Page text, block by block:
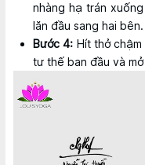
nhàng hạ trán
lăn đầu sang hai bên.
Bước 4: Hít thở
tư thế ban đầu và mở